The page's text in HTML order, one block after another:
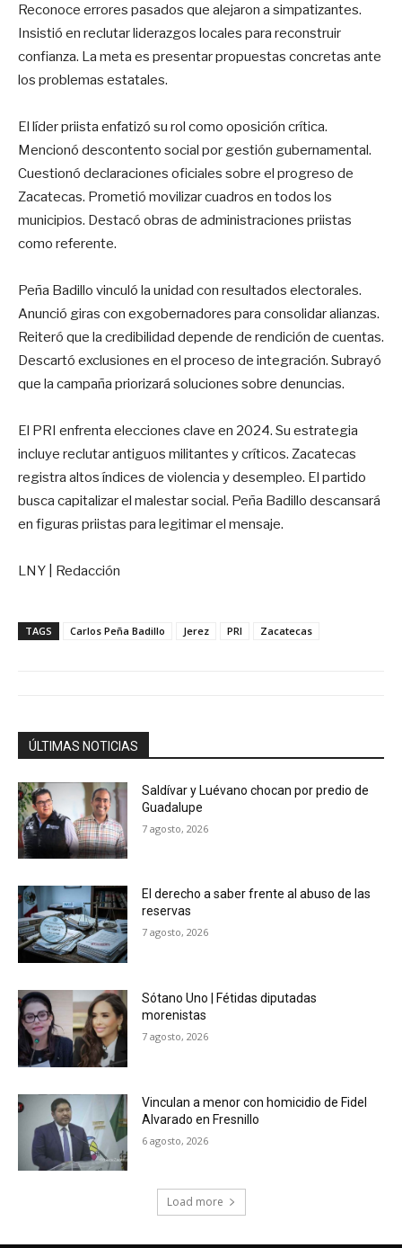
Reconoce errores pasados que alejaron a simpatizantes.
Insistió en reclutar liderazgos locales para reconstruir
confianza. La meta es presentar propuestas concretas ante
los problemas estatales.
El líder priista enfatizó su rol como oposición crítica.
Mencionó descontento social por gestión gubernamental.
Cuestionó declaraciones oficiales sobre el progreso de
Zacatecas. Prometió movilizar cuadros en todos los
municipios. Destacó obras de administraciones priistas
como referente.
Peña Badillo vinculó la unidad con resultados electorales.
Anunció giras con exgobernadores para consolidar alianzas.
Reiteró que la credibilidad depende de rendición de cuentas.
Descartó exclusiones en el proceso de integración. Subrayó
que la campaña priorizará soluciones sobre denuncias.
El PRI enfrenta elecciones clave en 2024. Su estrategia
incluye reclutar antiguos militantes y críticos. Zacatecas
registra altos índices de violencia y desempleo. El partido
busca capitalizar el malestar social. Peña Badillo descansará
en figuras priistas para legitimar el mensaje.
LNY | Redacción
TAGS Carlos Peña Badillo Jerez PRI Zacatecas
ÚLTIMAS NOTICIAS
Saldívar y Luévano chocan por predio de
Guadalupe
7 agosto, 2026
El derecho a saber frente al abuso de las
reservas
7 agosto, 2026
Sótano Uno | Fétidas diputadas
morenistas
7 agosto, 2026
Vinculan a menor con homicidio de Fidel
Alvarado en Fresnillo
6 agosto, 2026
Load more